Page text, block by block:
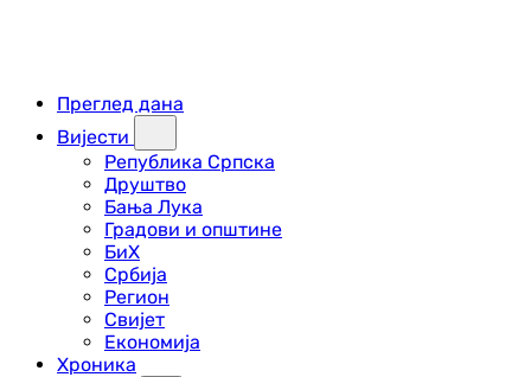
Преглед дана
Вијести
Република Српска
Друштво
Бања Лука
Градови и општине
БиХ
Србија
Регион
Свијет
Економија
Хроника